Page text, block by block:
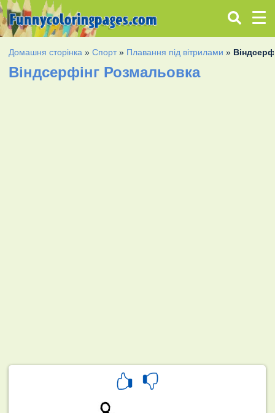
Домашня сторінка »Спорт» Плавання під вітрилами »
Віндсерфінг Розмальовка